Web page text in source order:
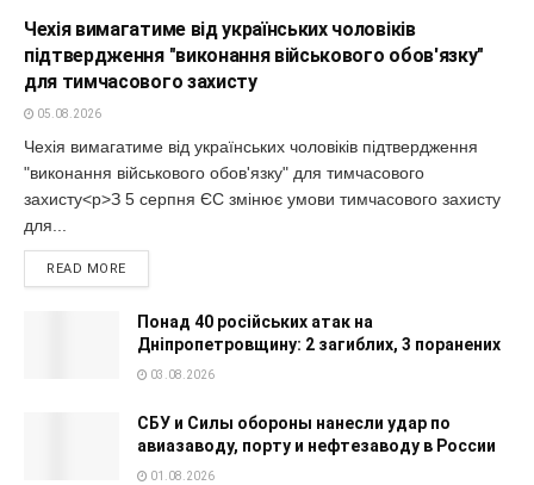
Чехія вимагатиме від українських чоловіків
підтвердження "виконання військового обов'язку"
для тимчасового захисту
05.08.2026
Чехія вимагатиме від українських чоловіків підтвердження
"виконання військового обов'язку" для тимчасового
захисту<p>З 5 серпня ЄС змінює умови тимчасового захисту
для...
READ MORE
Понад 40 російських атак на
Дніпропетровщину: 2 загиблих, 3 поранених
03.08.2026
СБУ и Силы обороны нанесли удар по
авиазаводу, порту и нефтезаводу в России
01.08.2026